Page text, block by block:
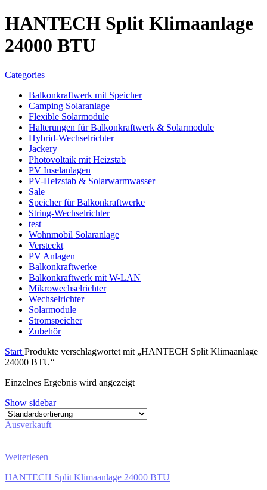
HANTECH Split Klimaanlage
24000 BTU
Categories
Balkonkraftwerk mit Speicher
Camping Solaranlage
Flexible Solarmodule
Halterungen für Balkonkraftwerk & Solarmodule
Hybrid-Wechselrichter
Jackery
Photovoltaik mit Heizstab
PV Inselanlagen
PV-Heizstab & Solarwarmwasser
Sale
Speicher für Balkonkraftwerke
String-Wechselrichter
test
Wohnmobil Solaranlage
Versteckt
PV Anlagen
Balkonkraftwerke
Balkonkraftwerk mit W-LAN
Mikrowechselrichter
Wechselrichter
Solarmodule
Stromspeicher
Zubehör
Start Produkte verschlagwortet mit „HANTECH Split Klimaanlage
24000 BTU“
Einzelnes Ergebnis wird angezeigt
Show sidebar
Ausverkauft
Weiterlesen
HANTECH Split Klimaanlage 24000 BTU